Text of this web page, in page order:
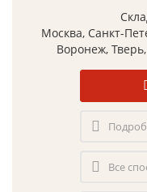
Москва, Санкт-
Воронеж,
Все